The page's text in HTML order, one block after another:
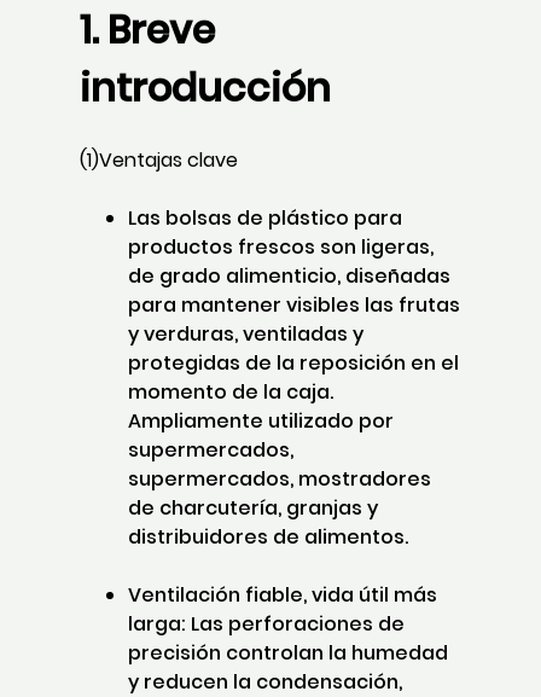
1. Breve
introducción
(1)Ventajas clave
Las bolsas de plástico para
productos frescos son ligeras,
de grado alimenticio, diseñadas
para mantener visibles las frutas
y verduras, ventiladas y
protegidas de la reposición en el
momento de la caja.
Ampliamente utilizado por
supermercados,
supermercados, mostradores
de charcutería, granjas y
distribuidores de alimentos.
Ventilación fiable, vida útil más
larga: Las perforaciones de
precisión controlan la humedad
y reducen la condensación,